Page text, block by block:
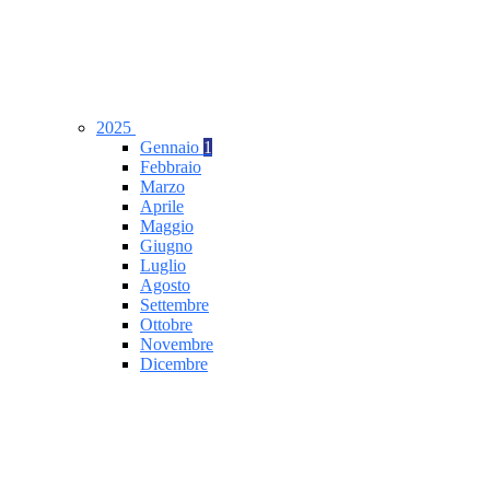
2025
Gennaio 1
Febbraio
Marzo
Aprile
Maggio
Giugno
Luglio
Agosto
Settembre
Ottobre
Novembre
Dicembre